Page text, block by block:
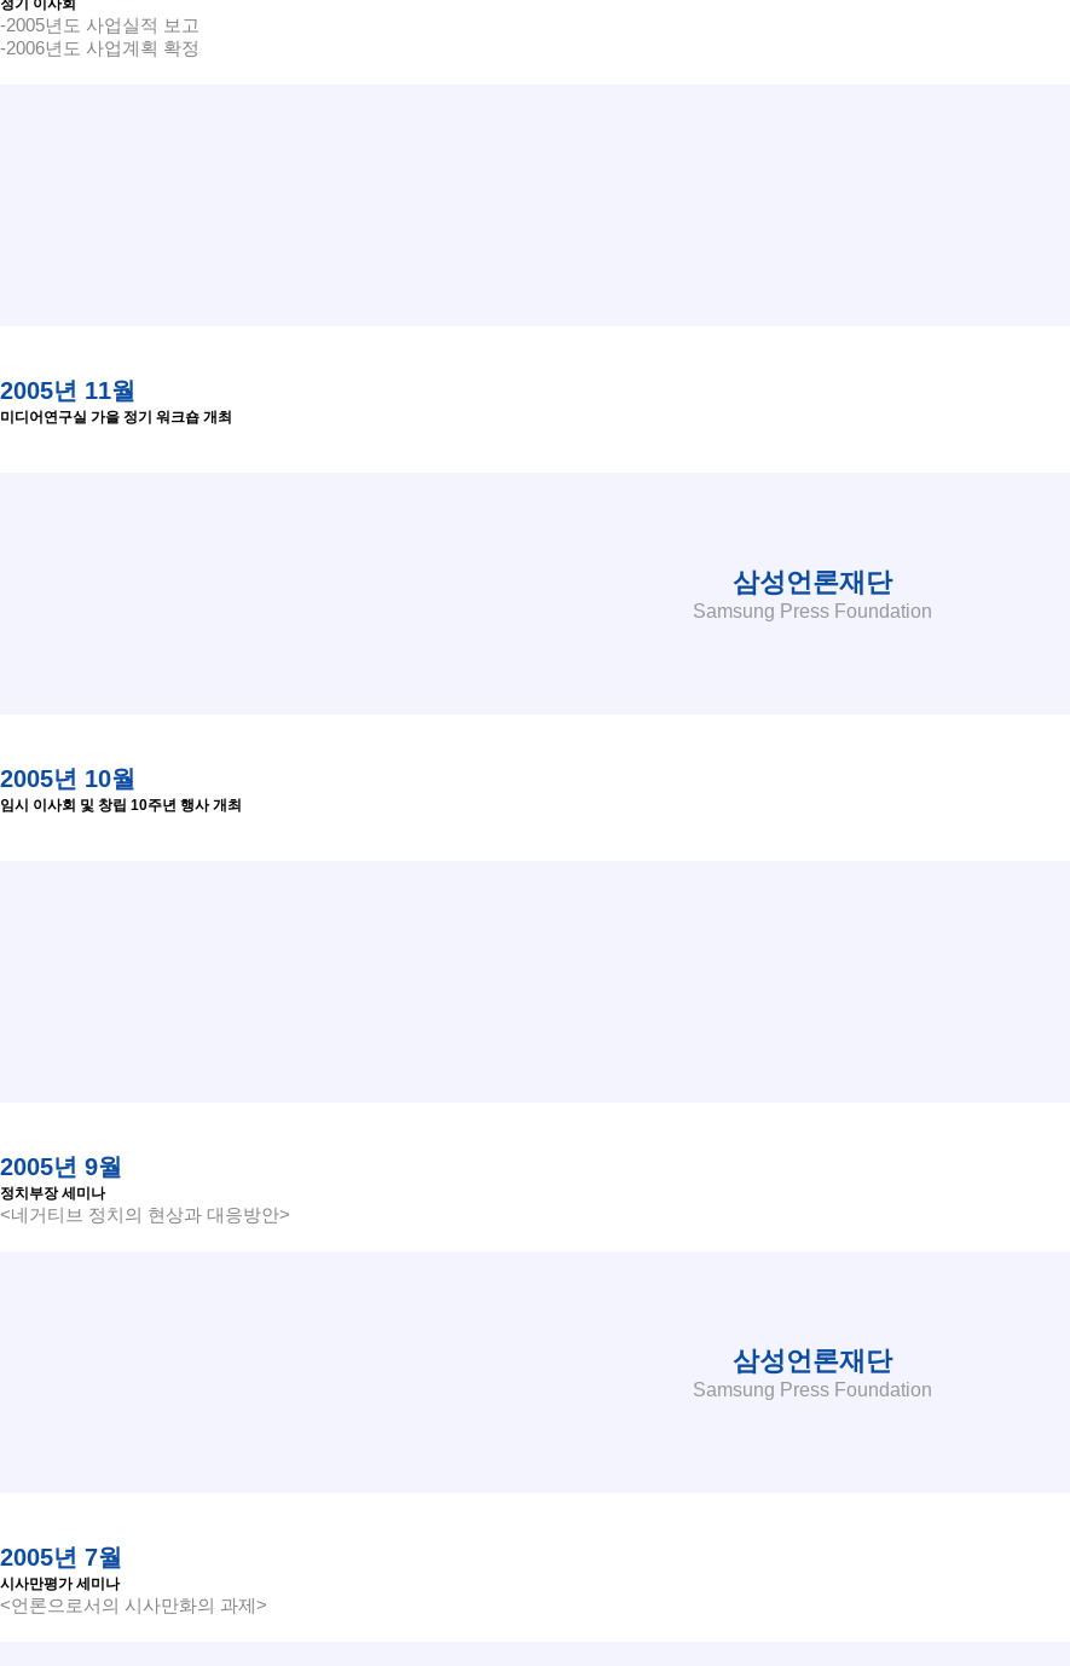
정기 이사회
-2005년도 사업실적 보고
-2006년도 사업계획 확정
2005년 11월
미디어연구실 가을 정기 워크숍 개최
삼성언론재단
Samsung Press Foundation
2005년 10월
임시 이사회 및 창립 10주년 행사 개최
2005년 9월
정치부장 세미나
<네거티브 정치의 현상과 대응방안>
삼성언론재단
Samsung Press Foundation
2005년 7월
시사만평가 세미나
<언론으로서의 시사만화의 과제>